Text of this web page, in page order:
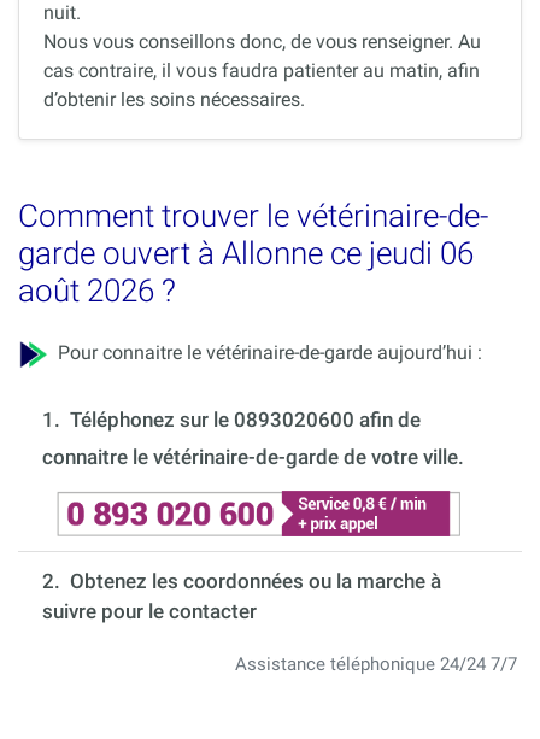
nuit.
Nous vous conseillons donc, de vous renseigner. Au
cas contraire, il vous faudra patienter au matin, afin
d’obtenir les soins nécessaires.
Comment trouver le vétérinaire-de-
garde ouvert à Allonne ce jeudi 06
août 2026 ?
Pour connaitre le vétérinaire-de-garde aujourd’hui :
1. Téléphonez sur le 0893020600 afin de
connaitre le vétérinaire-de-garde de votre ville.
2. Obtenez les coordonnées ou la marche à
suivre pour le contacter
Assistance téléphonique 24/24 7/7